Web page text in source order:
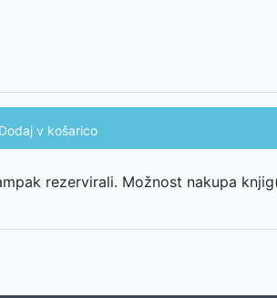
Dodaj v košarico
rezervirali. Možnost nakupa